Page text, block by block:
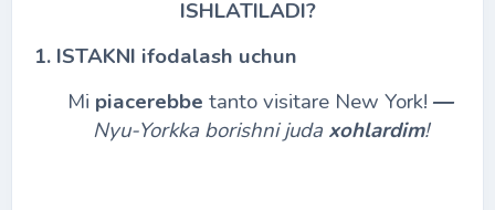
ISHLATILADI?
1. ISTAKNI ifodalash uchun
Mi piacerebbe tanto visitare New York! ―
Nyu-Yorkka borishni juda xohlardim!